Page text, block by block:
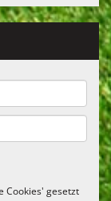
Cookies' gesetzt